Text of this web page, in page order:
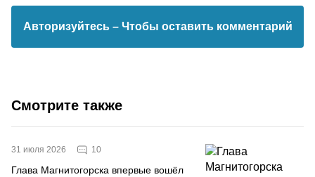
Авторизуйтесь – Чтобы оставить комментарий
Смотрите также
31 июля 2026 10
Глава Магнитогорска впервые вошёл